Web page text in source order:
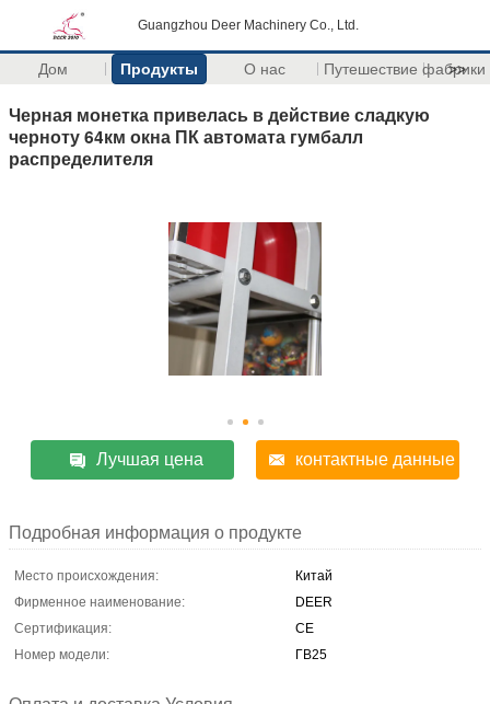
Guangzhou Deer Machinery Co., Ltd.
Дом Продукты О нас Путешествие фабрики
>>
Черная монетка привелась в действие сладкую
черноту 64км окна ПК автомата гумбалл
распределителя
Лучшая цена контактные данные
Подробная информация о продукте
Место происхождения:
Китай
Фирменное наименование:
DEER
Сертификация:
CE
Номер модели:
ГВ25